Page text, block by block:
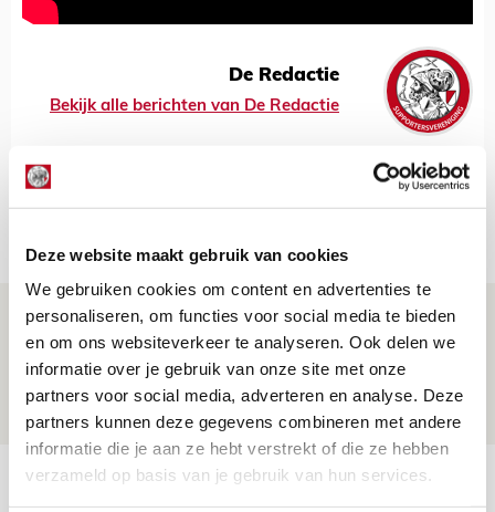
Deze website maakt gebruik van cookies
We gebruiken cookies om content en advertenties te
personaliseren, om functies voor social media te bieden
en om ons websiteverkeer te analyseren. Ook delen we
informatie over je gebruik van onze site met onze
partners voor social media, adverteren en analyse. Deze
partners kunnen deze gegevens combineren met andere
informatie die je aan ze hebt verstrekt of die ze hebben
verzameld op basis van je gebruik van hun services.
De Redactie
Bekijk alle berichten van De Redactie
Ajax zet Shelbourne eenvoudig opzij en
reist met vertrouwen naar Dublin
Word ballenjongen of -meid bij Jong